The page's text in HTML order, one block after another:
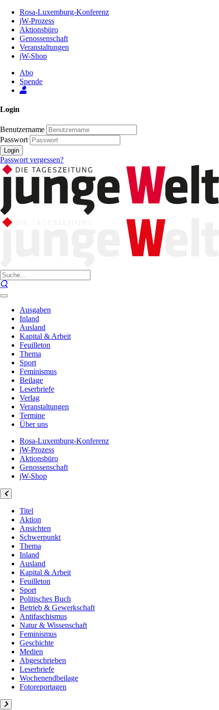
Inhalt
Seite
Rosa-Luxemburg-Konferenz
jW-Prozess
Aktionsbüro
Genossenschaft
Veranstaltungen
jW-Shop
Abo
Spende
Login
Benutzername
Passwort
Login
Passwort vergessen?
Ausgaben
Inland
Ausland
Kapital & Arbeit
Feuilleton
Thema
Sport
Feminismus
Beilage
Leserbriefe
Verlag
Veranstaltungen
Termine
Über uns
Rosa-Luxemburg-Konferenz
jW-Prozess
Aktionsbüro
Genossenschaft
jW-Shop
Titel
Aktion
Ansichten
Schwerpunkt
Thema
Inland
Ausland
Kapital & Arbeit
Feuilleton
Sport
Politisches Buch
Betrieb & Gewerkschaft
Antifaschismus
Natur & Wissenschaft
Feminismus
Geschichte
Medien
Abgeschrieben
Leserbriefe
Wochenendbeilage
Fotoreportagen